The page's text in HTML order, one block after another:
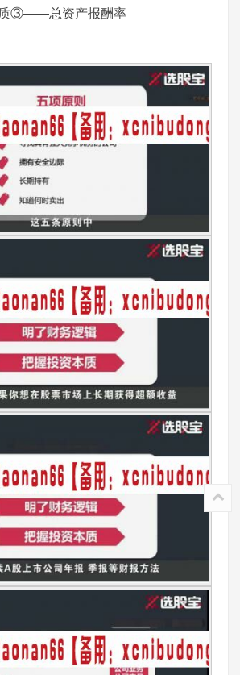
质③——总资产报酬率